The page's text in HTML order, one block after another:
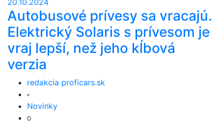
20.10.2024
Autobusové prívesy sa vracajú.
Elektrický Solaris s prívesom je
vraj lepší, než jeho kĺbová
verzia
redakcia proficars.sk
Novinky
0